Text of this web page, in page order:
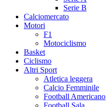
Serie B
Calciomercato
Motori
F1
Motociclismo
Basket
Ciclismo
Altri Sport
Atletica leggera
Calcio Femminile
Football Americano
Football Sala